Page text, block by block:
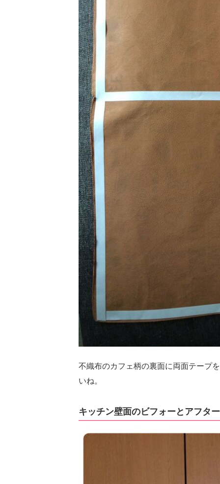
不織布のカフェ柄の裏面に両面テープ
いね。
キッチン壁面のビフォーとアフター